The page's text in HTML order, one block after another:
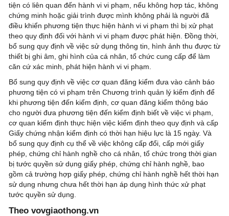
tiện có liên quan đến hành vi vi phạm, nếu không hợp tác, không
chứng minh hoặc giải trình được mình không phải là người đã
điều khiển phương tiện thực hiện hành vi vi phạm thì bị xử phạt
theo quy định đối với hành vi vi phạm được phát hiện. Đồng thời,
bổ sung quy định về việc sử dụng thông tin, hình ảnh thu được từ
thiết bị ghi âm, ghi hình của cá nhân, tổ chức cung cấp để làm
căn cứ xác minh, phát hiện hành vi vi phạm.
Bổ sung quy định về việc cơ quan đăng kiểm đưa vào cảnh báo
phương tiện có vi phạm trên Chương trình quản lý kiểm định để
khi phương tiện đến kiểm định, cơ quan đăng kiểm thông báo
cho người đưa phương tiện đến kiểm định biết về việc vi phạm,
cơ quan kiểm định thực hiện việc kiểm định theo quy định và cấp
Giấy chứng nhận kiểm định có thời hạn hiệu lực là 15 ngày. Và
bổ sung quy định cụ thể về việc không cấp đổi, cấp mới giấy
phép, chứng chỉ hành nghề cho cá nhân, tổ chức trong thời gian
bị tước quyền sử dụng giấy phép, chứng chỉ hành nghề, bao
gồm cả trường hợp giấy phép, chứng chỉ hành nghề hết thời hạn
sử dụng nhưng chưa hết thời hạn áp dụng hình thức xử phạt
tước quyền sử dụng.
Theo vovgiaothong.vn